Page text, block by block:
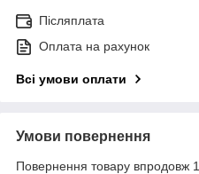
Післяплата
Оплата на рахунок
Всі умови оплати
Умови повернення
Повернення товару впродовж